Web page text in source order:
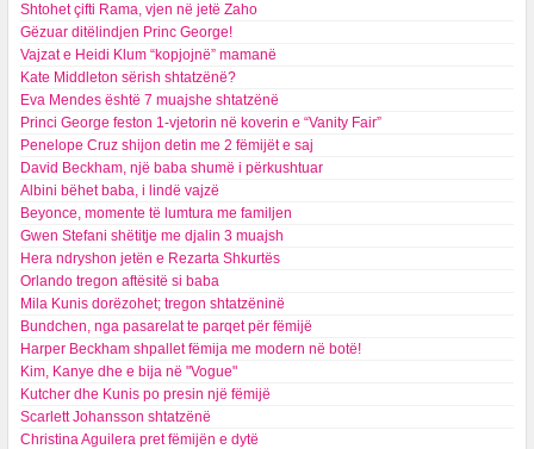
Shtohet çifti Rama, vjen në jetë Zaho
Gëzuar ditëlindjen Princ George!
Vajzat e Heidi Klum “kopjojnë” mamanë
Kate Middleton sërish shtatzënë?
Eva Mendes është 7 muajshe shtatzënë
Princi George feston 1-vjetorin në koverin e “Vanity Fair”
Penelope Cruz shijon detin me 2 fëmijët e saj
David Beckham, një baba shumë i përkushtuar
Albini bëhet baba, i lindë vajzë
Beyonce, momente të lumtura me familjen
Gwen Stefani shëtitje me djalin 3 muajsh
Hera ndryshon jetën e Rezarta Shkurtës
Orlando tregon aftësitë si baba
Mila Kunis dorëzohet; tregon shtatzëninë
Bundchen, nga pasarelat te parqet për fëmijë
Harper Beckham shpallet fëmija me modern në botë!
Kim, Kanye dhe e bija në "Vogue"
Kutcher dhe Kunis po presin një fëmijë
Scarlett Johansson shtatzënë
Christina Aguilera pret fëmijën e dytë